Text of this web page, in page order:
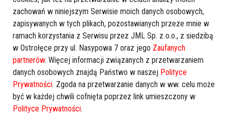
Więcej o:Agata Ejdys,Ostrołęka,dyrektor,Zakład
Pielęgnacyjno Opiekuńczy
zachowań w niniejszym Serwisie moich danych osobowych,
zapisywanych w tych plikach, pozostawianych przeze mnie w
ramach korzystania z Serwisu przez JML Sp. z o.o., z siedzibą
w Ostrołęce przy ul. Nasypowa 7 oraz jego Zaufanych
partnerów. Więcej informacji związanych z przetwarzaniem
danych osobowych znajdą Państwo w naszej Polityce
Prywatności. Zgoda na przetwarzanie danych w ww. celu może
być w każdej chwili cofnięta poprzez link umieszczony w
Polityce Prywatności.